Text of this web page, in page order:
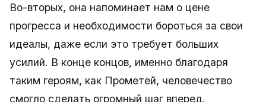
Во-вторых, она напоминает нам о цене
прогресса и необходимости бороться за свои
идеалы, даже если это требует больших
усилий. В конце концов, именно благодаря
таким героям, как Прометей, человечество
смогло сделать огромный шаг вперед.